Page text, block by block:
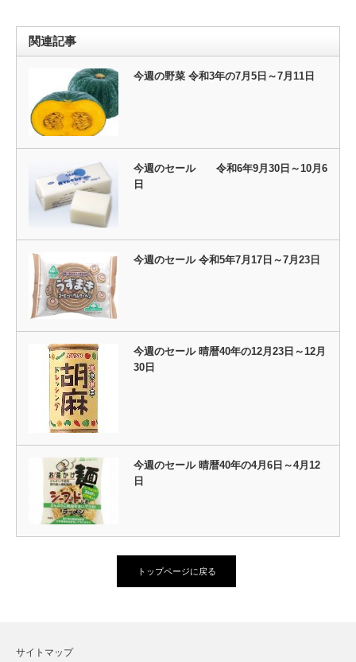
関連記事
今週の野菜 令和3年の7月5日～7月11日
今週のセール 令和6年9月30日～10月6
日
今週のセール 令和5年7月17日～7月23日
今週のセール 晴暦40年の12月23日～12月
30日
今週のセール 晴暦40年の4月6日～4月12
日
トップページに戻る
サイトマップ